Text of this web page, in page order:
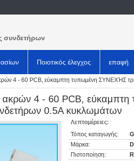
συνδετήρων
Ποιοτικός έλεγχος επαφή
4 - 60 PCB, εύκαμπτη τυπωμένη ΣΥΝΕΧΉΣ
ακρών 4 - 60 PCB,
0.5A κυκλωμάτων
Λεπτομέρειες:
Τόπος καταγωγής:
Μάρκα:
Πιστοποίηση: